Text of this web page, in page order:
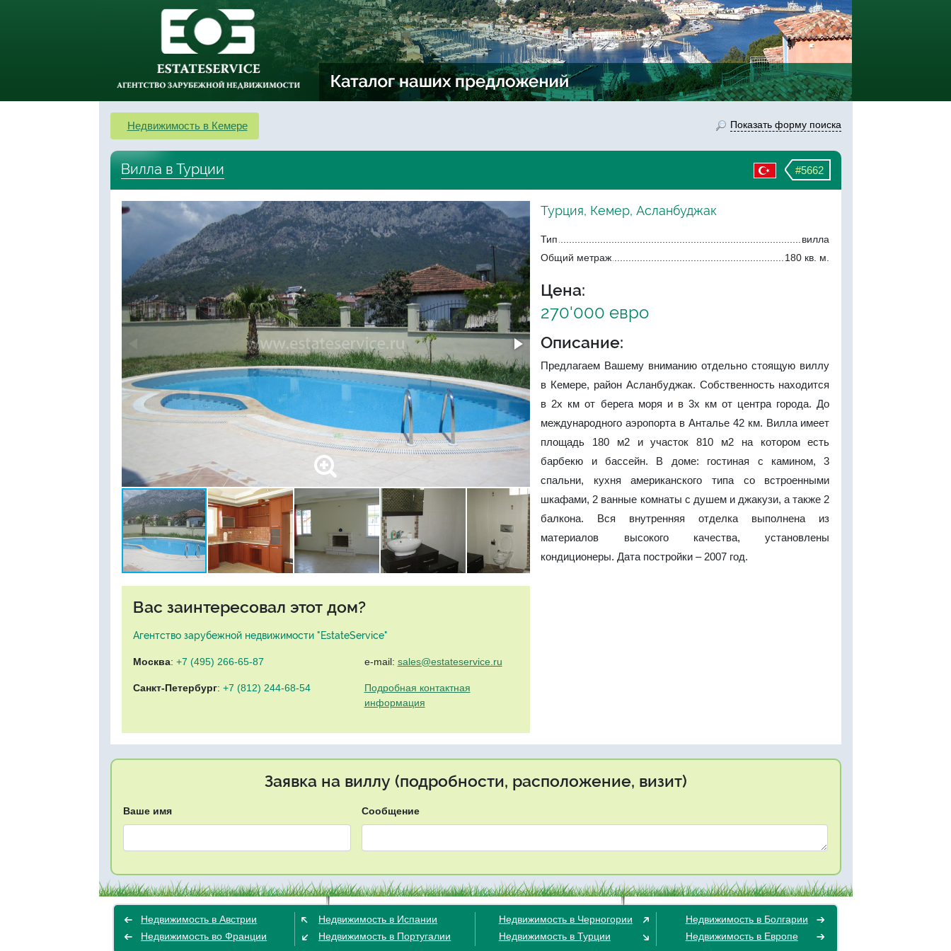
Недвижимость в Кемере Показать форму поиска
#5662
Вилла в Турции
Вас заинтересовал этот дом?
Агентство зарубежной недвижимости "EstateService"
Москва: +7 (495) 266-65-87
Санкт-Петербург: +7 (812) 244-68-54
e-mail: sales@estateservice.ru
Подробная контактная
информация
Турция, Кемер, Асланбуджак
Тип
вилла
Общий метраж
180 кв. м.
Цена:
270'000 евро
Описание:
Предлагаем Вашему вниманию отдельно стоящую виллу
в Кемере, район Асланбуджак. Собственность находится
в 2х км от берега моря и в 3х км от центра города. До
международного аэропорта в Анталье 42 км. Вилла имеет
площадь 180 м2 и участок 810 м2 на котором есть
барбекю и бассейн. В доме: гостиная с камином, 3
спальни, кухня американского типа со встроенными
шкафами, 2 ванные комнаты с душем и джакузи, а также 2
балкона. Вся внутренняя отделка выполнена из
материалов высокого качества, установлены
кондиционеры. Дата постройки – 2007 год.
Заявка на виллу (подробности, расположение, визит)
Ваше имя Сообщение
Недвижимость в Австрии
Недвижимость во Франции
Недвижимость в Испании
Недвижимость в Португалии
Недвижимость в Черногории
Недвижимость в Турции
Недвижимость в Болгарии
Недвижимость в Европе